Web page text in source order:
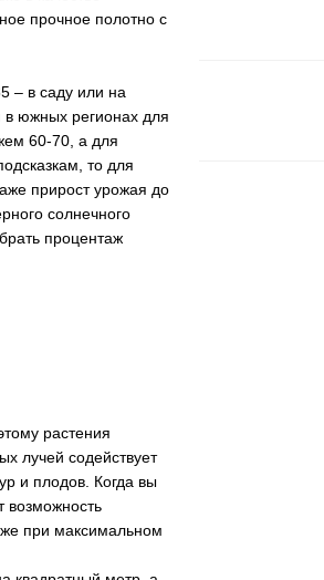
прочное полотно с
– в саду или на
в южных регионах для
60-70, а для
то для
прирост урожая до
солнечного
процентаж
растения
лучей содействует
и плодов. Когда вы
возможность
при максимальном